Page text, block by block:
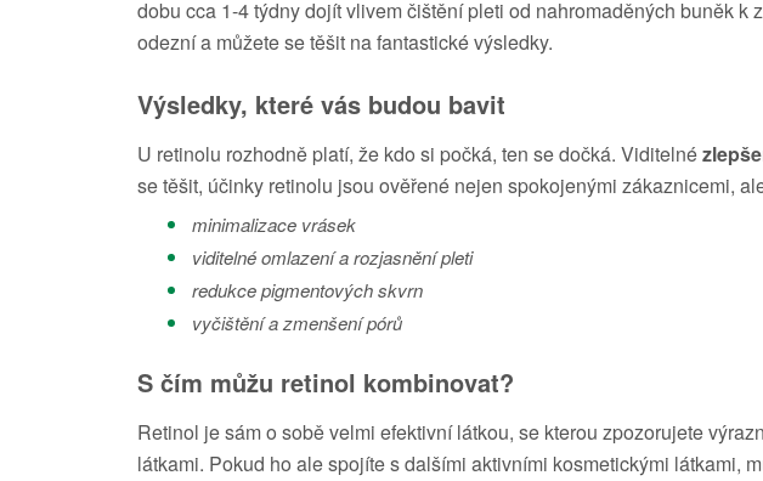
dobu cca 1-4 týdny dojít vlivem čištění pleti od nahromaděných buněk k
odezní a můžete se těšit na fantastické výsledky.
Výsledky, které vás budou bavit
U retinolu rozhodně platí, že kdo si počká, ten se dočká. Viditelné
se těšit, účinky retinolu jsou ověřené nejen spokojenými zákaznicemi,
minimalizace vrásek
viditelné omlazení a rozjasnění pleti
redukce pigmentových skvrn
vyčištění a zmenšení pórů
S čím můžu retinol kombinovat?
Retinol je sám o sobě velmi efektivní látkou, se kterou zpozorujete
látkami. Pokud ho ale spojíte s dalšími aktivními kosmetickými látkami,